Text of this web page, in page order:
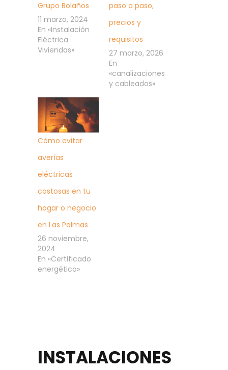
Grupo Bolaños
11 marzo, 2024
En «Instalación
Eléctrica
Viviendas»
paso a paso,
precios y
requisitos
27 marzo, 2026
En
«canalizaciones
y cableados»
Cómo evitar
averías
eléctricas
costosas en tu
hogar o negocio
en Las Palmas
26 noviembre,
2024
En «Certificado
energético»
INSTALACIONES